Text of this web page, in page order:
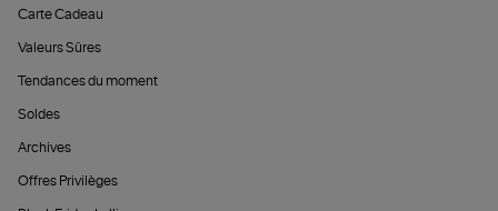
Carte Cadeau
Valeurs Sûres
Tendances du moment
Soldes
Archives
Offres Privilèges